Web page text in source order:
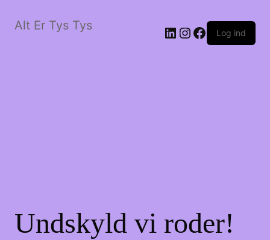
Alt Er Tys Tys LinkedIn
Instagram
Facebook
Log ind
Undskyld vi roder!